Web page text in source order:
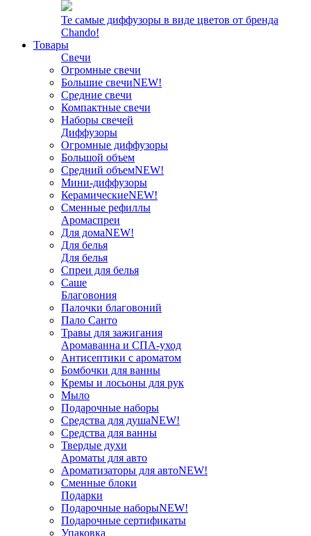
Те самые диффузоры в виде цветов от бренда
Chando!
Товары
Свечи
Огромные свечи
Большие свечиNEW!
Средние свечи
Компактные свечи
Наборы свечей
Диффузоры
Огромные диффузоры
Большой объем
Средний объемNEW!
Мини-диффузоры
КерамическиеNEW!
Сменные рефиллы
Аромаспреи
Для домаNEW!
Для белья
Для белья
Спреи для белья
Саше
Благовония
Палочки благовоний
Пало Санто
Травы для зажигания
Аромаванна и СПА-уход
Антисептики с ароматом
Бомбочки для ванны
Кремы и лосьоны для рук
Мыло
Подарочные наборы
Средства для душаNEW!
Средства для ванны
Твердые духи
Ароматы для авто
Ароматизаторы для автоNEW!
Сменные блоки
Подарки
Подарочные наборыNEW!
Подарочные сертификаты
Упаковка